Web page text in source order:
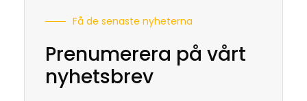
Få de senaste nyheterna
Prenumerera på vårt
nyhetsbrev